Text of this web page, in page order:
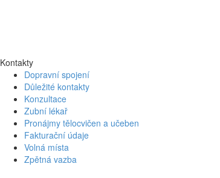
Kontakty
Dopravní spojení
Důležité kontakty
Konzultace
Zubní lékař
Pronájmy tělocvičen a učeben
Fakturační údaje
Volná místa
Zpětná vazba